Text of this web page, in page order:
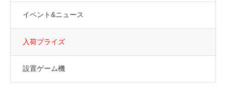
イベント&ニュース
入荷プライズ
設置ゲーム機